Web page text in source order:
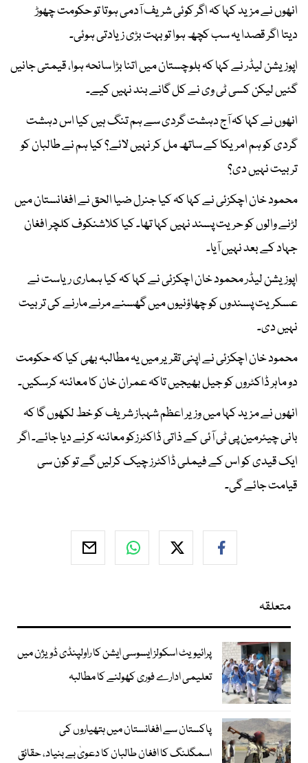
انھوں نے مزید کہا کہ اگر کوئی شریف آدمی ہوتا تو حکومت چھوڑ
دیتا اگر قصدا یہ سب کچھ ہوا تو بہت بڑی زیادتی ہوئی۔
اپوزیشن لیڈر نے کہا کہ بلوچستان میں اتنا بڑا سانحہ ہوا، قیمتی جانیں
گئیں لیکن کسی ٹی وی نے کل گانے بند نہیں کیے۔
انھوں نے کہا کہ آج دہشت گردی سے ہم تنگ ہیں کیا اس دہشت
گردی کو ہم امریکا کے ساتھ مل کر نہیں لائے؟ کیا ہم نے طالبان کو
تربیت نہیں دی؟
محمود خان اچکزئی نے کہا کہ کیا جنرل ضیا الحق نے افغانستان میں
لڑنے والوں کو حریت پسند نہیں کہا تھا۔ کیا کلاشنکوف کلچر افغان
جہاد کے بعد نہیں آیا۔
اپوزیشن لیڈر محمود خان اچکزئی نے کہا کہ کیا ہماری ریاست نے
عسکریت پسندوں کو چھاؤنیوں میں گھسنے مرنے مارنے کی تربیت
نہیں دی۔
محمود خان اچکزئی نے اپنی تقریر میں یہ مطالبہ بھی کیا کہ حکومت
دو ماہر ڈاکٹروں کو جیل بھیجیں تاکہ عمران خان کا معائنہ کرسکیں۔
انھوں نے مزید کہا میں وزیر اعظم شہباز شریف کو خط لکھوں گا کہ
بانی چیئرمین پی ٹی آئی کے ذاتی ڈاکٹرزکو معائنہ کرنے دیا جائے۔ اگر
ایک قیدی کو اس کے فیملی ڈاکٹرز چیک کرلیں گے تو کون سی
قیامت جائے گی۔
متعلقہ
پرائیویٹ اسکولز ایسوسی ایشن کا راولپنڈی ڈویژن میں
تعلیمی ادارے فوری کھولنے کا مطالبہ
پاکستان سے افغانستان میں ہتھیاروں کی
اسمگلنگ کا افغان طالبان کا دعویٰ بے بنیاد، حقائق